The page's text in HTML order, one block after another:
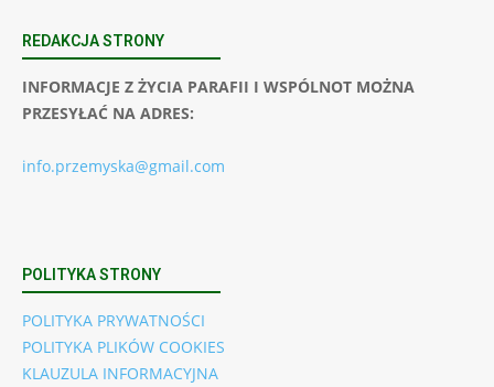
REDAKCJA STRONY
INFORMACJE Z ŻYCIA PARAFII I WSPÓLNOT MOŻNA
PRZESYŁAĆ NA ADRES:
info.przemyska@gmail.com
POLITYKA STRONY
POLITYKA PRYWATNOŚCI
POLITYKA PLIKÓW COOKIES
KLAUZULA INFORMACYJNA